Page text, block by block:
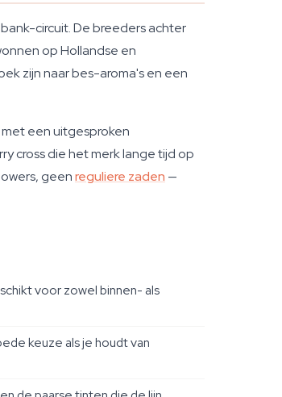
circuit. De breeders achter
op Hollandse en
zijn naar bes-aroma's en een
een uitgesproken
cross die het merk lange tijd op
geenreguliere zaden —
voor zowel binnen- als
keuze als je houdt van